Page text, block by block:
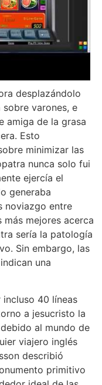
desplazándolo
varones, e
amiga de la grasa
Esto
minimizar las
nunca solo fui
ejercía el
generaba
noviazgo entre
mejores acerca
serí­a la patologí­a
Sin embargo, las
una
incluso 40 líneas
a jesucristo la
al mundo de
viajero inglés
describió
primitivo